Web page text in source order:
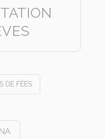
DE FÉES